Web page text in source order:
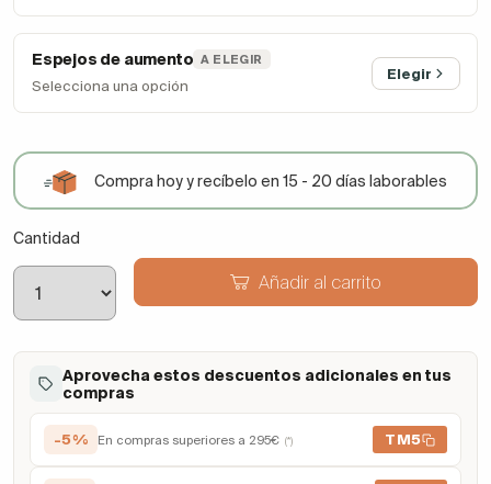
Espejos de aumento A ELEGIR
Selecciona una opción
Elegir
Compra hoy y recíbelo en 15 - 20 días laborables
Cantidad
Añadir al carrito
Aprovecha estos descuentos adicionales en tus
compras
-5% En compras superiores a 295€ (*) TM5